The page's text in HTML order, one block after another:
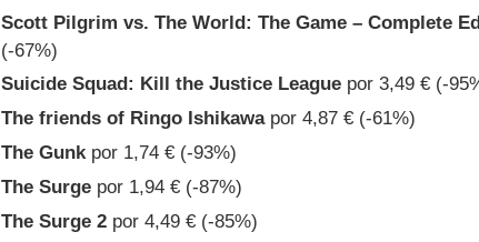
Scott Pilgrim vs. The World: The Game – Complete
(-67%)
Suicide Squad: Kill the Justice League por 3,49 € (-
The friends of Ringo Ishikawapor 4,87 € (-61%)
The Gunkpor 1,74 € (-93%)
The Surge por 1,94 € (-87%)
The Surge 2 por 4,49 € (-85%)